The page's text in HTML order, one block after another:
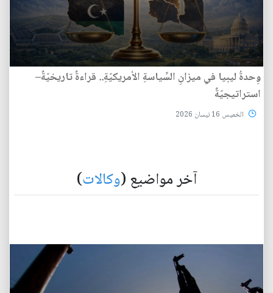
وِحدةُ ليبيا في ميزانِ السِّياسةِ الأمريكيّةِ.. قراءةٌ تاريخيّةٌ–
استراتيجيّةٌ
الخميس 16 نيسان 2026
آخر مواضيع (وكالات)